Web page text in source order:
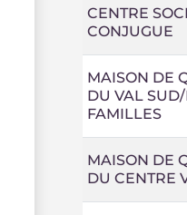
CENTRE
CONJUGUE
MAISON DE
DU VAL
FAMILLES
MAISON DE
DU CENTRE